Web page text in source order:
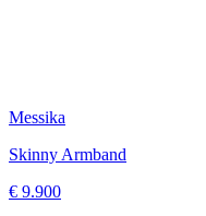
Messika
Skinny Armband
€ 9.900